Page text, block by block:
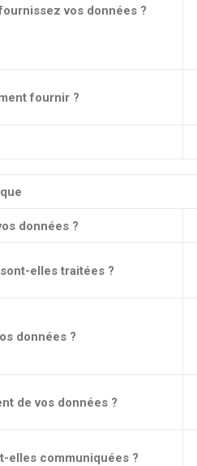
vos données ?
fournir ?
données ?
elles traitées ?
données ?
de vos données ?
elles communiquées ?